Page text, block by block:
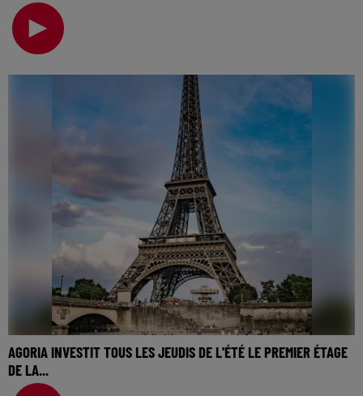
🎧 Ecoutez Radio FG sur http://www.radiofg.com 📱 et sur
l’Application FG (IOS https://urlz.fr/hhZx
AGORIA INVESTIT TOUS LES JEUDIS DE L'ÉTÉ LE PREMIER ÉTAGE
DE LA...
🎧 Ecoutez Radio FG sur http://www.radiofg.com 📱 et sur